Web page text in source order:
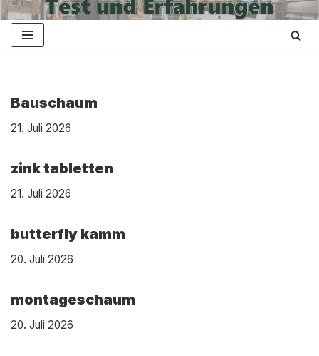
Zum
Bauschaum
21. Juli 2026
zink tabletten
21. Juli 2026
butterfly kamm
20. Juli 2026
montageschaum
20. Juli 2026